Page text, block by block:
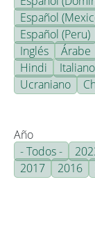
Español
Español (Peru)
Inglés
Árabe
Hindi
Italiano
Ucraniano
Año
- Todos -
2017
2016